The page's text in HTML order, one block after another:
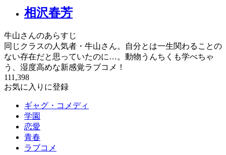
相沢春芳
牛山さんのあらすじ
同じクラスの人気者・牛山さん。自分とは一生関わることの
ない存在だと思っていたのに…。動物うんちくも学べちゃ
う、湿度高めな新感覚ラブコメ！
111,398
お気に入りに登録
ギャグ・コメディ
学園
恋愛
青春
ラブコメ